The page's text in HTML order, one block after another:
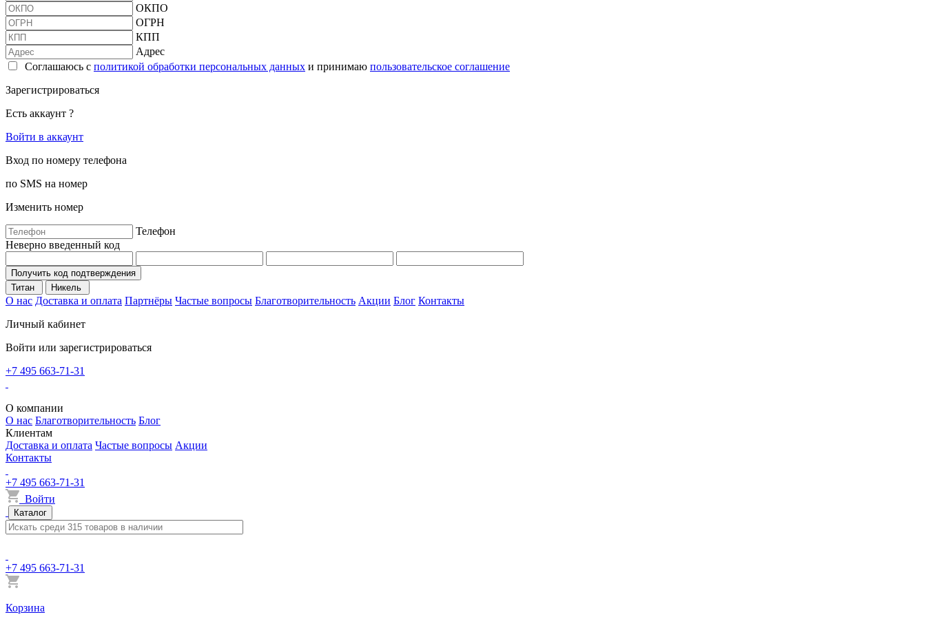
ОКПО
ОГРН
КПП
Адрес
Соглашаюсь с политикой обработки персональных данных и принимаю пользовательское соглашение
Зарегистрироваться
Есть аккаунт ?
Войти в аккаунт
Вход по номеру телефона
по SMS на номер
Изменить номер
Телефон
Неверно введенный код
Получить код подтверждения
Титан
Никель
О нас Доставка и оплата Партнёры Частые вопросы Благотворительность Акции Блог Контакты
Личный кабинет
Войти или зарегистрироваться
+7 495 663-71-31
О компании
О нас Благотворительность Блог
Клиентам
Доставка и оплата Частые вопросы Акции
Контакты
+7 495 663-71-31
Войти
Каталог
+7 495 663-71-31
Корзина